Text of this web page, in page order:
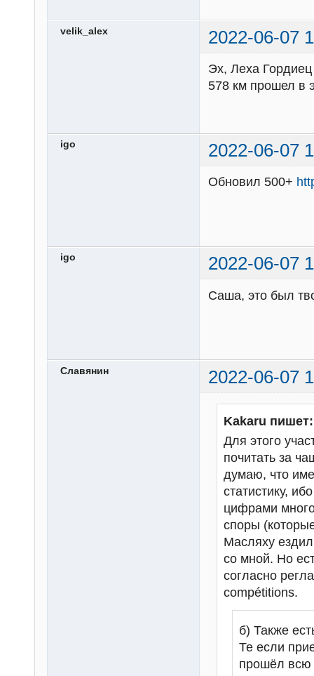
velik_alex 2022-06-07
Эх, Леха
578 км прошел в
igo 2022-06-07
Обновил 500+
igo 2022-06-07
Саша, это был
Славянин 2022-06-07
Kakaru пишет:
Для этого
почитать за
думаю, что
статистику,
цифрами
споры
Масляху
со мной. Но
согласно
compétitions.
б) Также
Те если
прошёл всю